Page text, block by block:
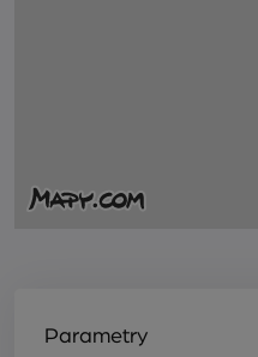
Parametry